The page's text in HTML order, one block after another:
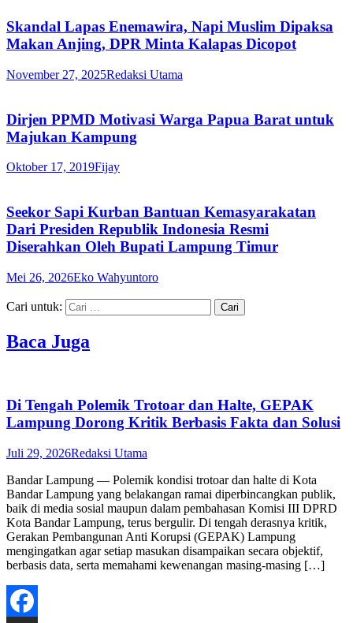
Skandal Lapas Enemawira, Napi Muslim Dipaksa
Makan Anjing, DPR Minta Kalapas Dicopot
November 27, 2025Redaksi Utama
Dirjen PPMD Motivasi Warga Papua Barat untuk
Majukan Kampung
Oktober 17, 2019Fijay
Seekor Sapi Kurban Bantuan Kemasyarakatan
Dari Presiden Republik Indonesia Resmi
Diserahkan Oleh Bupati Lampung Timur
Mei 26, 2026Eko Wahyuntoro
Cari untuk:
Baca Juga
Di Tengah Polemik Trotoar dan Halte, GEPAK
Lampung Dorong Kritik Berbasis Fakta dan Solusi
Juli 29, 2026Redaksi Utama
Bandar Lampung — Polemik kondisi trotoar dan halte di Kota
Bandar Lampung yang belakangan ramai diperbincangkan publik,
baik di media sosial maupun dalam pembahasan Komisi III DPRD
Kota Bandar Lampung, terus bergulir. Di tengah derasnya kritik,
Gerakan Pembangunan Anti Korupsi (GEPAK) Lampung
mengingatkan agar setiap masukan disampaikan secara objektif,
berbasis data, serta memahami kewenangan masing-masing […]